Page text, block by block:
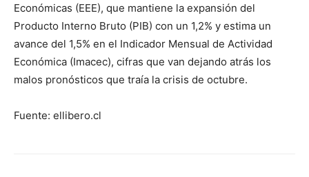
Económicas (EEE), que mantiene la expansión del
Producto Interno Bruto (PIB) con un 1,2% y estima un
avance del 1,5% en el Indicador Mensual de Actividad
Económica (Imacec), cifras que van dejando atrás los
malos pronósticos que traía la crisis de octubre.
Fuente: ellibero.cl